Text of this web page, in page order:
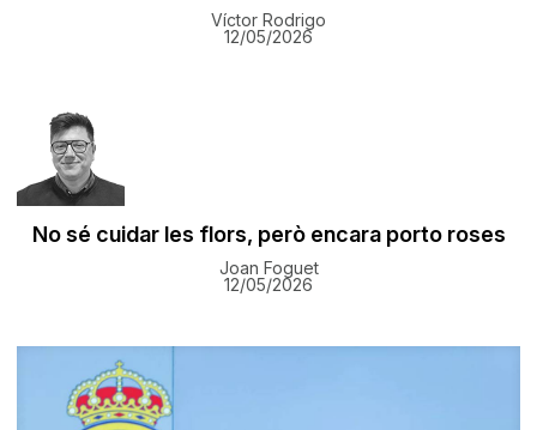
Víctor Rodrigo
12/05/2026
No sé cuidar les flors, però encara porto roses
Joan Foguet
12/05/2026